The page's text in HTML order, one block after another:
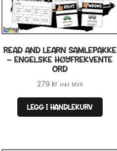
READ AND LEARN SAMLEPAKKE
– ENGELSKE HØYFREKVENTE
ORD
279 kr inkl. MVA
LEGG I HANDLEKURV